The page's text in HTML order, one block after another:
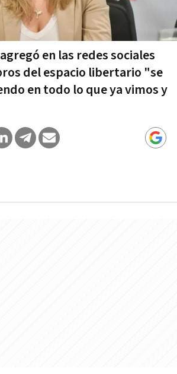
en las redes sociales
del espacio libertario "se
en todo lo que ya vimos y